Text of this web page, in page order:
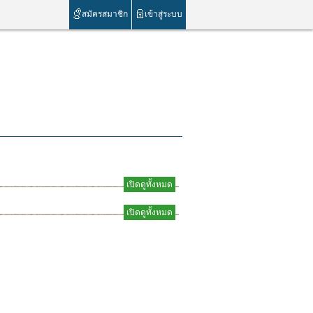
สมัครสมาชิก เข้าสู่ระบบ
เปิดดูทั้งหมด
เปิดดูทั้งหมด